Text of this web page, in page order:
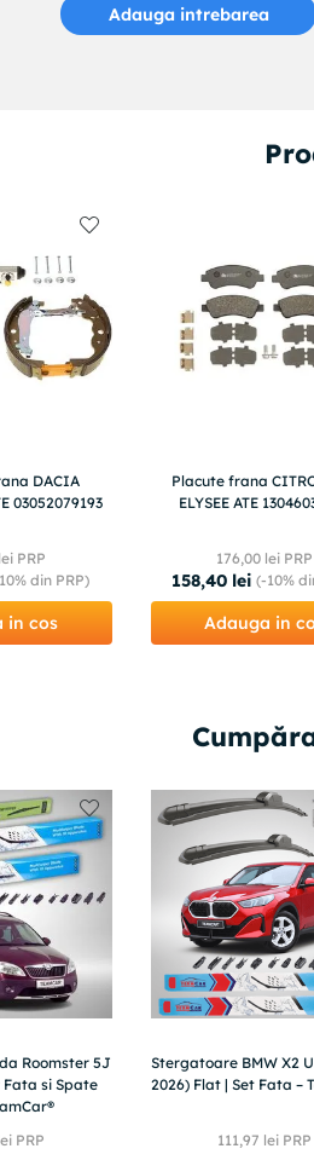
Adauga intrebarea
DACIA
03052079193
lei PRP
10% din PRP)
in cos
Placute frana
ELYSEE ATE
176,00 lei PRP
158,40 lei (-10%
Adauga in
Roomster 5J
Fata si Spate
PRP
Stergatoare BMW X2
2026) Flat | Set Fata –
111,97 lei PRP